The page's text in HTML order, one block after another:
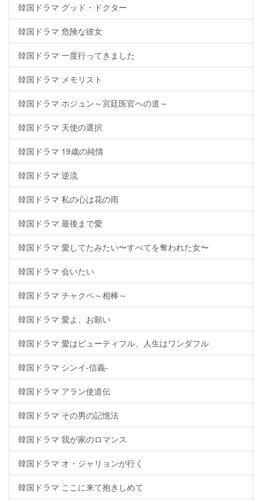
韓国ドラマ グッド・ドクター
韓国ドラマ 危険な彼女
韓国ドラマ 一度行ってきました
韓国ドラマ メモリスト
韓国ドラマ ホジュン～宮廷医官への道～
韓国ドラマ 天使の選択
韓国ドラマ 19歳の純情
韓国ドラマ 逆流
韓国ドラマ 私の心は花の雨
韓国ドラマ 最後まで愛
韓国ドラマ 愛してたみたい〜すべてを奪われた女〜
韓国ドラマ 会いたい
韓国ドラマ チャクペ～相棒～
韓国ドラマ 愛よ、お願い
韓国ドラマ 愛はビューティフル、人生はワンダフル
韓国ドラマ シンイ-信義-
韓国ドラマ アラン使道伝
韓国ドラマ その男の記憶法
韓国ドラマ 我が家のロマンス
韓国ドラマ オ・ジャリョンが行く
韓国ドラマ ここに来て抱きしめて